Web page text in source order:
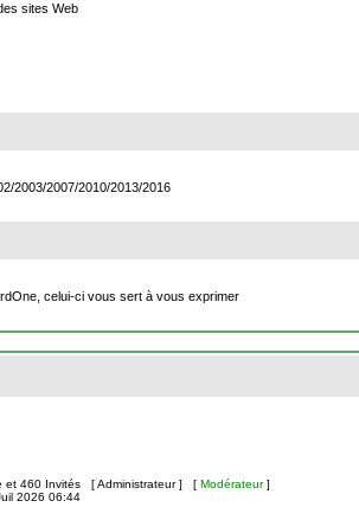
sites Web
2003/2007/2010/2013/2016
celui-ci vous sert à vous exprimer
et 460 Invités [Administrateur] [ Modérateur]
2026 06:44